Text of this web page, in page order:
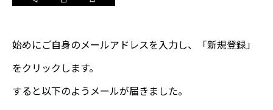
始めにご自身のメールアドレスを入力し、「新規登録」
をクリックします。
すると以下のようメールが届きました。